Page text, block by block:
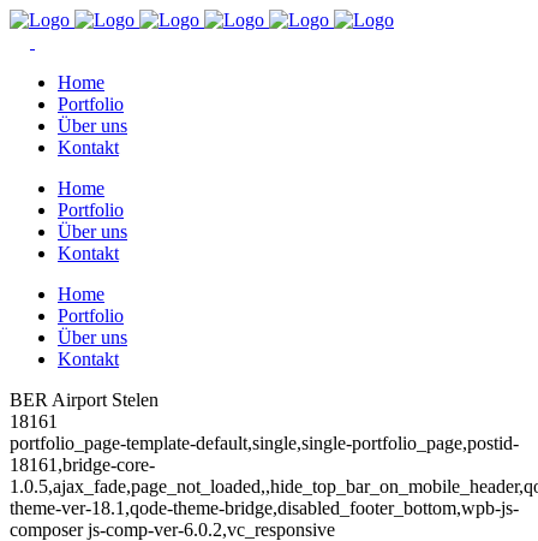
Home
Portfolio
Über uns
Kontakt
Home
Portfolio
Über uns
Kontakt
Home
Portfolio
Über uns
Kontakt
BER Airport Stelen
18161
portfolio_page-template-default,single,single-portfolio_page,postid-
18161,bridge-core-
theme-ver-18.1,qode-theme-bridge,disabled_footer_bottom,wpb-js-
composer js-comp-ver-6.0.2,vc_responsive